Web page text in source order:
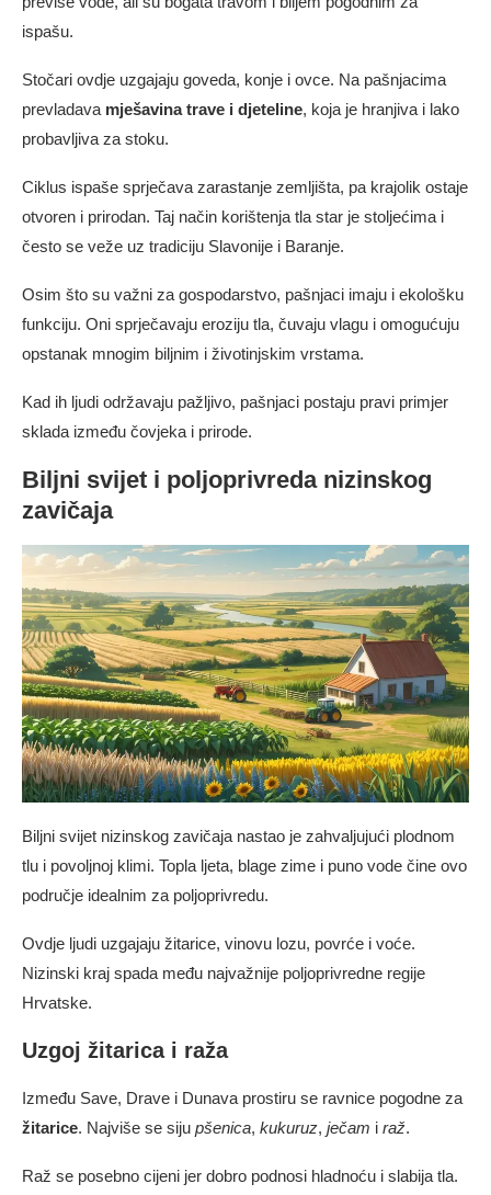
ispašu.
Stočari ovdje uzgajaju goveda, konje i ovce. Na pašnjacima
prevladava mješavina trave i djeteline, koja je hranjiva i lako
probavljiva za stoku.
Ciklus ispaše sprječava zarastanje zemljišta, pa krajolik ostaje
otvoren i prirodan. Taj način korištenja tla star je stoljećima i
često se veže uz tradiciju Slavonije i Baranje.
Osim što su važni za gospodarstvo, pašnjaci imaju i ekološku
funkciju. Oni sprječavaju eroziju tla, čuvaju vlagu i omogućuju
opstanak mnogim biljnim i životinjskim vrstama.
Kad ih ljudi održavaju pažljivo, pašnjaci postaju pravi primjer
sklada između čovjeka i prirode.
Biljni svijet i poljoprivreda nizinskog
zavičaja
Biljni svijet nizinskog zavičaja nastao je zahvaljujući plodnom
tlu i povoljnoj klimi. Topla ljeta, blage zime i puno vode čine ovo
područje idealnim za poljoprivredu.
Ovdje ljudi uzgajaju žitarice, vinovu lozu, povrće i voće.
Nizinski kraj spada među najvažnije poljoprivredne regije
Hrvatske.
Uzgoj žitarica i raža
Između Save, Drave i Dunava prostiru se ravnice pogodne za
žitarice. Najviše se siju pšenica, kukuruz, ječam i raž.
Raž se posebno cijeni jer dobro podnosi hladnoću i slabija tla.